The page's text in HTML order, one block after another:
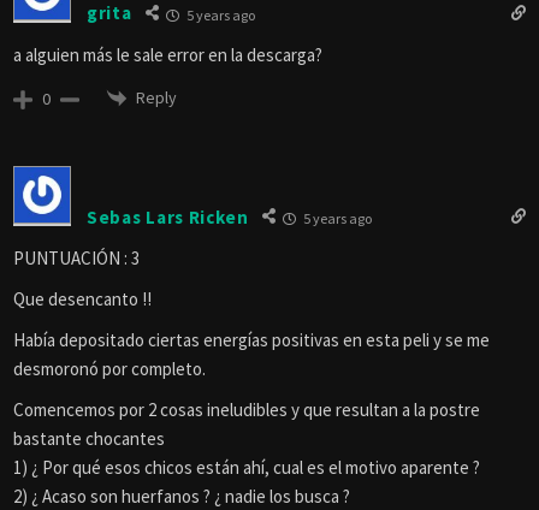
grita 5 years ago
a alguien más le sale error en la descarga?
0 Reply
Sebas Lars Ricken 5 years ago
PUNTUACIÓN : 3
Que desencanto !!
Había depositado ciertas energías positivas en esta peli y se me
desmoronó por completo.
Comencemos por 2 cosas ineludibles y que resultan a la postre
bastante chocantes
1) ¿ Por qué esos chicos están ahí, cual es el motivo aparente ?
2) ¿ Acaso son huerfanos ? ¿ nadie los busca ?